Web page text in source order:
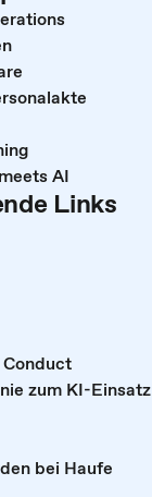
AI
Links
zum KI-Einsatz
bei Haufe